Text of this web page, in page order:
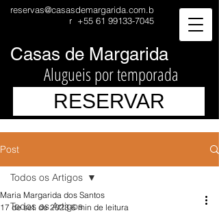
reservas@casasdemargarida.com.b
r +55 61 99133-7045
Casas de Margarida
Alugueis por temporada
RESERVAR
Post
Todos os Artigos
Todos os Artigos
Maria Margarida dos Santos
17 de set. de 2023 6 min de leitura